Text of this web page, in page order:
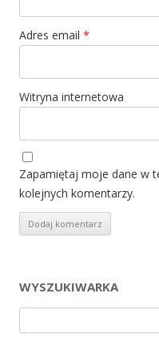
Adres email *
Witryna internetowa
Zapamiętaj moje dane w
kolejnych komentarzy.
WYSZUKIWARKA